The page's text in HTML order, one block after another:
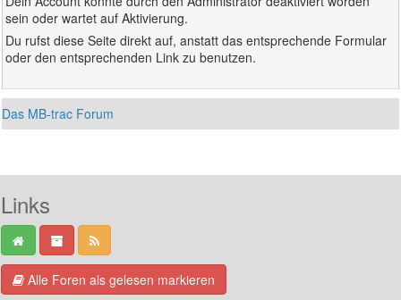
sein oder wartet auf Aktivierung.
Du rufst diese Seite direkt auf, anstatt das entsprechende Formular
oder den entsprechenden Link zu benutzen.
Das MB-trac Forum
Links
Alle Foren als gelesen markieren